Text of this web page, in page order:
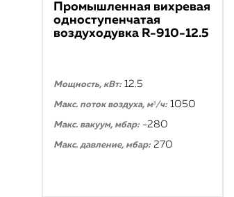
Промышленная вихревая
одноступенчатая
воздуходувка R-910-12.5
Мощность, кВт:12.5
Макс. поток воздуха, м³/ч:1050
Макс. вакуум, мбар:-280
Макс. давление, мбар:270